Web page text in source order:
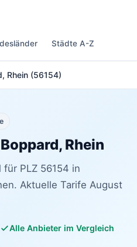
Städte A-Z
Rhein (56154)
Rhein
für PLZ 56154 in
Aktuelle Tarife August
Alle Anbieter im Vergleich